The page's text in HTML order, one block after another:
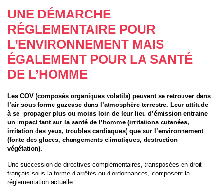
UNE DÉMARCHE
RÉGLEMENTAIRE POUR
L’ENVIRONNEMENT MAIS
ÉGALEMENT POUR LA SANTÉ
DE L’HOMME
Les COV (composés organiques volatils) peuvent se retrouver dans
l’air sous forme gazeuse dans l’atmosphère terrestre. Leur attitude
à se propager plus ou moins loin de leur lieu d’émission entraine
un impact tant sur la santé de l’homme (irritations cutanées,
irritation des yeux, troubles cardiaques) que sur l’environnement
(fonte des glaces, changements climatiques, destruction
végétation).
Une succession de directives complémentaires, transposées en droit
français sous la forme d’arrêtés ou d’ordonnances, composent la
réglementation actuelle.